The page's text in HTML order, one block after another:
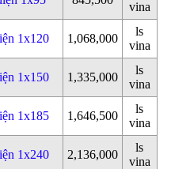
vina
1x120 1,068,000
ls
vina
1x150 1,335,000
ls
vina
1x185 1,646,500
ls
vina
1x240 2,136,000
ls
vina